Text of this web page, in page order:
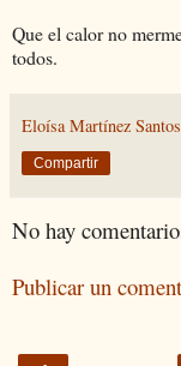
Que el calor no
todos.
Eloísa Martínez Santos
Compartir
No hay
Publicar un